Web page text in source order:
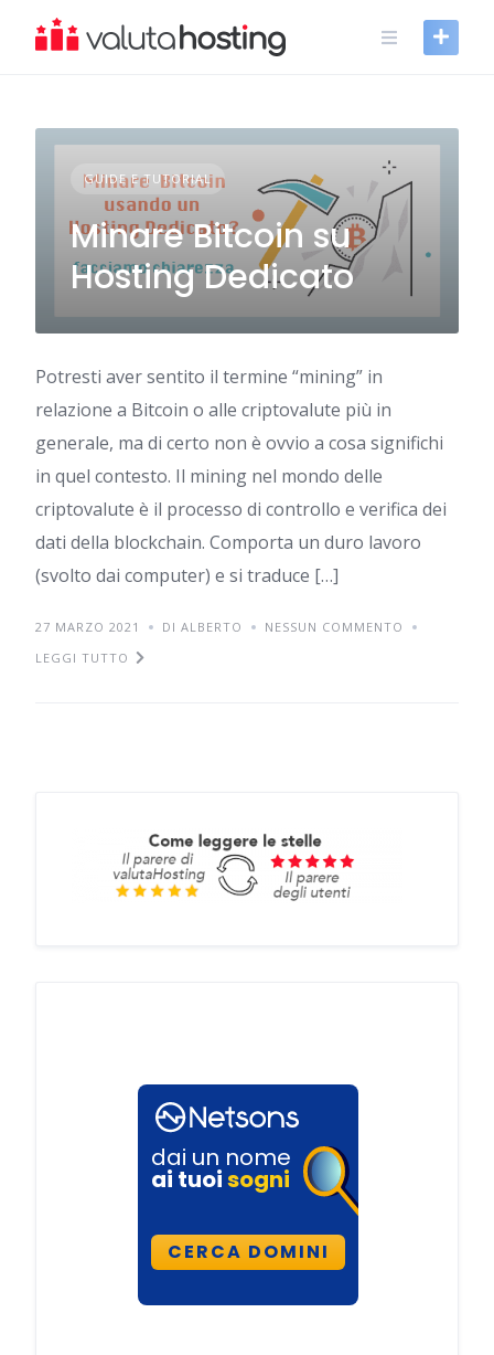
GUIDE E TUTORIAL
Minare Bitcoin su
Hosting Dedicato
Potresti aver sentito il termine “mining” in
relazione a Bitcoin o alle criptovalute più in
generale, ma di certo non è ovvio a cosa significhi
in quel contesto. Il mining nel mondo delle
criptovalute è il processo di controllo e verifica dei
dati della blockchain. Comporta un duro lavoro
(svolto dai computer) e si traduce […]
27 MARZO 2021 DI ALBERTO
NESSUN COMMENTO
LEGGI TUTTO